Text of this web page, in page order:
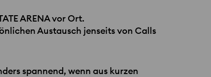
ARENA​ vor Ort.
Austausch jenseits von Calls
spannend, wenn aus kurzen